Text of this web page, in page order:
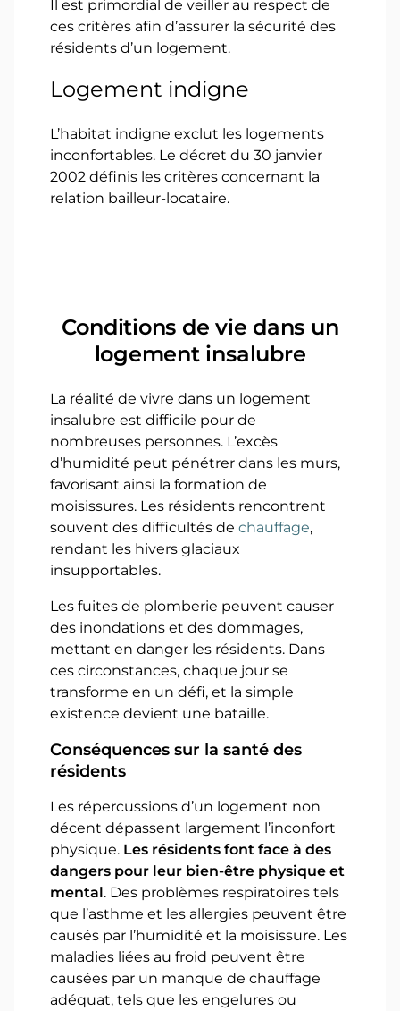
Il est primordial de veiller au respect de
ces critères afin d’assurer la sécurité des
résidents d’un logement.
Logement indigne
L’habitat indigne exclut les logements
inconfortables. Le décret du 30 janvier
2002 définis les critères concernant la
relation bailleur-locataire.
Conditions de vie dans un
logement insalubre
La réalité de vivre dans un logement
insalubre est difficile pour de
nombreuses personnes. L’excès
d’humidité peut pénétrer dans les murs,
favorisant ainsi la formation de
moisissures. Les résidents rencontrent
souvent des difficultés dechauffage,
rendant les hivers glaciaux
insupportables.
Les fuites de plomberie peuvent causer
des inondations et des dommages,
mettant en danger les résidents. Dans
ces circonstances, chaque jour se
transforme en un défi, et la simple
existence devient une bataille.
Conséquences sur la santé des
résidents
Les répercussions d’un logement non
décent dépassent largement l’inconfort
physique. Les résidents font face à des
dangers pour leur bien-être physique et
mental. Des problèmes respiratoires tels
que l’asthme et les allergies peuvent être
causés par l’humidité et la moisissure. Les
maladies liées au froid peuvent être
causées par un manque de chauffage
adéquat, tels que les engelures ou